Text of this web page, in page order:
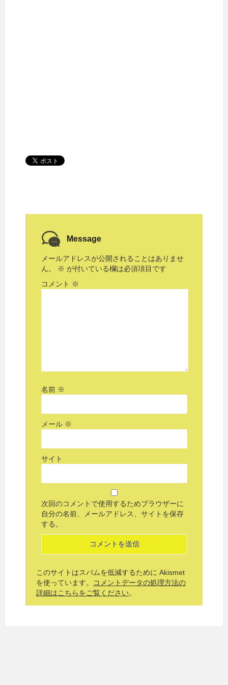
Message
メールアドレスが公開されることはありませ
ん。
※ が付いている欄は必須項目です
コメント ※
名前 ※
メール ※
サイト
次回のコメントで使用するためブラウザーに
自分の名前、メールアドレス、サイトを保存
する。
このサイトはスパムを低減するために Akismet
を使っています。
コメントデータの処理方法の
詳細はこちらをご覧ください。